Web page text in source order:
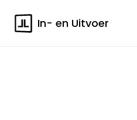
In- en Uitvoer